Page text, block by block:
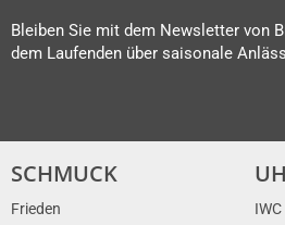
Bleiben Sie mit dem Newsletter von
dem Laufenden über saisonale
SCHMUCK
Frieden